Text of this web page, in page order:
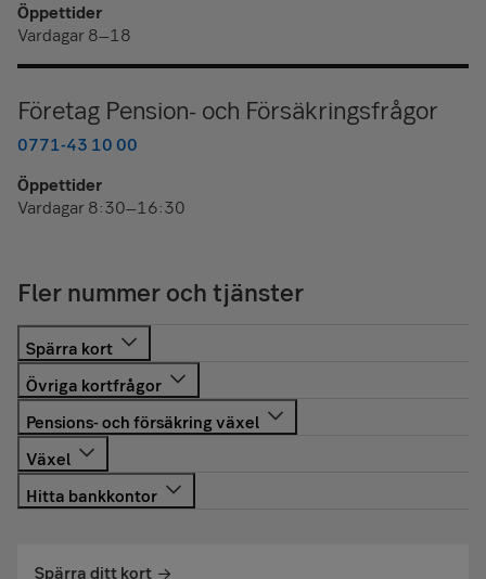
Öppettider
Vardagar 8–18
Företag Pension- och Försäkringsfrågor
0771-43 10 00
Öppettider
Vardagar 8:30–16:30
Fler nummer och tjänster
SEB:s kort: 0774-24 24 24
Öppet dygnet runt.
SEB Debit, SEB Debit Limited, SEB Credit och SEB
Invited:0771-365 365.
Vardagar 8–20
Helgdagar 10–18
Växel:08-785 10 00
Vardagar 8–18
SEB:s växel, när du söker bankkontor, person eller
avdelning
Öppettider
du ringa till oss, vi har inga drop in tider.
Spärra ditt kort